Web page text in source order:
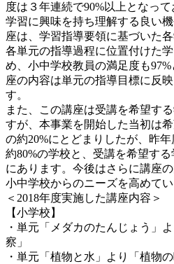
度は３年連続で90%以上となっ
学習に興味を持ち理解する良い
座は、学習指導要領に基づいた
各単元の指導過程に位置付けた
め、小中学校教員の満足度も
座の内容は単元の指導目標に反
す。
また、この講座は受講を希望す
すが、本事業を開始した当初は
の約20%にとどまりしたが、昨
約80%の学校と、受講を希望す
にあります。今後はさらに講座
小中学校からのニーズを高めて
＜2018年度実施した講座内容＞
【小学校】
・単元「メダカのたんじょう」
察」
・単元「植物と水」より「植物